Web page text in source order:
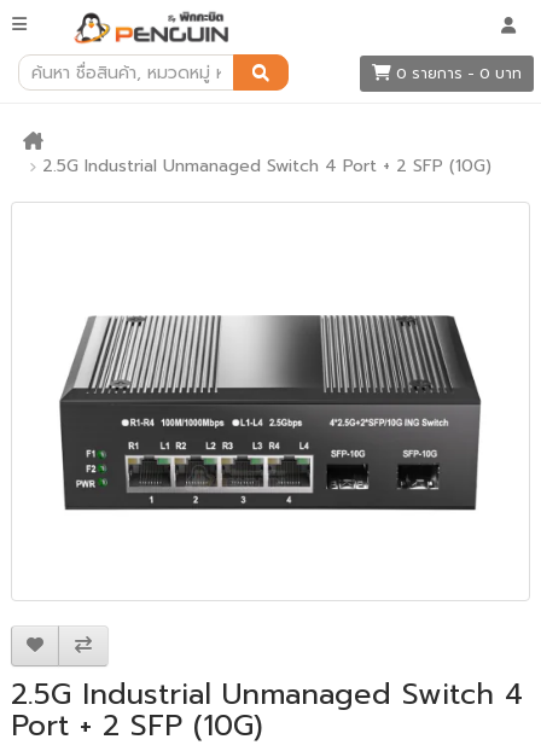
0 รายการ - 0 บาท
2.5G Industrial Unmanaged Switch 4 Port + 2 SFP (10G)
2.5G Industrial Unmanaged Switch 4
Port + 2 SFP (10G)